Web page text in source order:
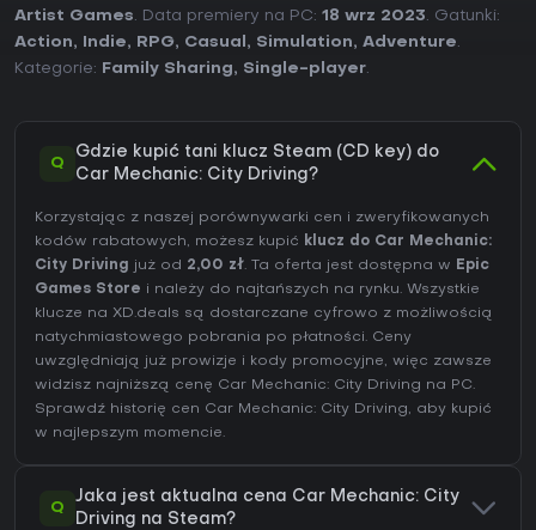
Artist Games. Data premiery na PC: 18 wrz 2023. Gatunki:
Action, Indie, RPG, Casual , Simulation, Adventure.
Kategorie:
Family Sharing, Single-player.
Q
Gdzie kupić tani klucz Steam (CD key) do
Car Mechanic: City Driving?
Korzystając z naszej porównywarki cen i zweryfikowanych
kodów rabatowych, możesz kupić klucz do Car Mechanic:
City Driving
już od 2,00 zł. Ta oferta jest dostępna w Epic
Games Store i należy do najtańszych na rynku. Wszystkie
klucze na XD.deals są dostarczane cyfrowo z możliwością
natychmiastowego pobrania po płatności. Ceny
uwzględniają już prowizje i kody promocyjne, więc zawsze
widzisz najniższą cenę Car Mechanic: City Driving na PC.
Sprawdź historię cen Car Mechanic: City Driving, aby kupić
w najlepszym momencie.
Q
Jaka jest aktualna cena Car Mechanic: City
Driving na Steam?